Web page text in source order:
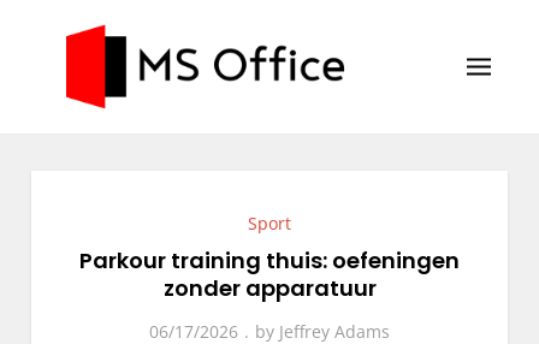
Sport
Parkour training thuis: oefeningen
zonder apparatuur
06/17/2026 by Jeffrey Adams